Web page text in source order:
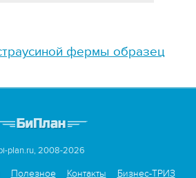
фермы образец
plan.ru, 2008-2026
Полезное Контакты Бизнес-ТРИЗ